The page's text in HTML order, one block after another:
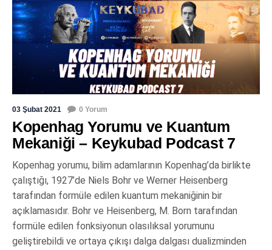
03 Şubat 2021 0 Yorum
Kopenhag Yorumu ve Kuantum
Mekaniği – Keykubad Podcast 7
Kopenhag yorumu, bilim adamlarının Kopenhag’da birlikte
çalıştığı, 1927’de Niels Bohr ve Werner Heisenberg
tarafından formüle edilen kuantum mekaniğinin bir
açıklamasıdır. Bohr ve Heisenberg, M. Born tarafından
formüle edilen fonksiyonun olasılıksal yorumunu
geliştirebildi ve ortaya çıkışı dalga dalgası dualizminden